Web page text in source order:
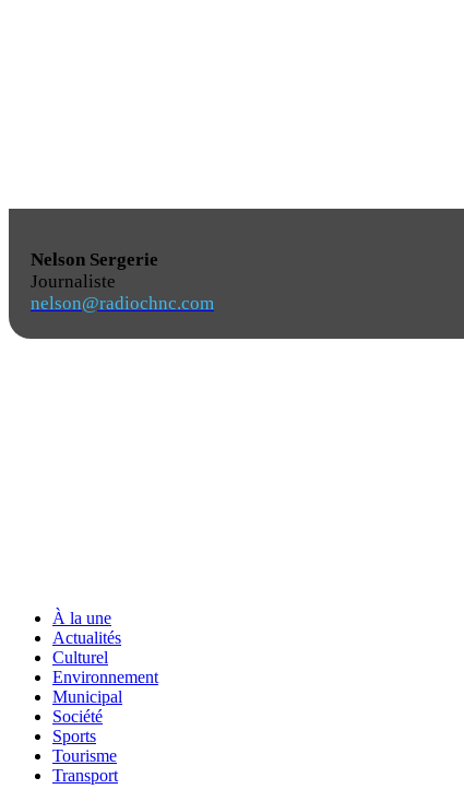
Nelson Sergerie
Journaliste
nelson@radiochnc.com
À la une
Actualités
Culturel
Environnement
Municipal
Société
Sports
Tourisme
Transport